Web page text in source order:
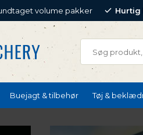
volume pakker Hurtig
Buejagt & tilbehør Tøj &